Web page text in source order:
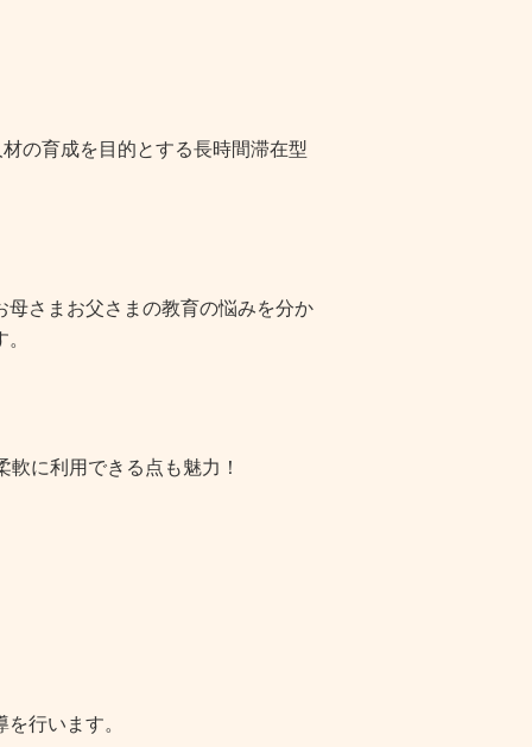
の育成を目的とする長時間滞在型
さまお父さまの教育の悩みを分か
に利用できる点も魅力！
行います。